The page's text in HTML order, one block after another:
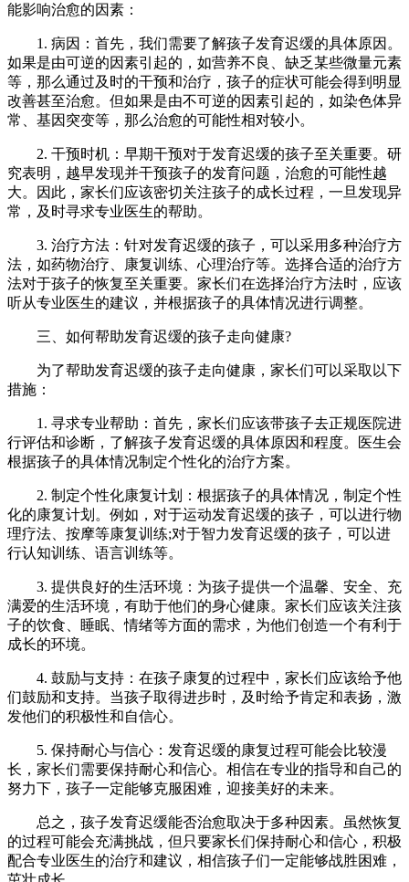
能影响治愈的因素：
1. 病因：首先，我们需要了解孩子发育迟缓的具体原因。
如果是由可逆的因素引起的，如营养不良、缺乏某些微量元素
等，那么通过及时的干预和治疗，孩子的症状可能会得到明显
改善甚至治愈。但如果是由不可逆的因素引起的，如染色体异
常、基因突变等，那么治愈的可能性相对较小。
2. 干预时机：早期干预对于发育迟缓的孩子至关重要。研
究表明，越早发现并干预孩子的发育问题，治愈的可能性越
大。因此，家长们应该密切关注孩子的成长过程，一旦发现异
常，及时寻求专业医生的帮助。
3. 治疗方法：针对发育迟缓的孩子，可以采用多种治疗方
法，如药物治疗、康复训练、心理治疗等。选择合适的治疗方
法对于孩子的恢复至关重要。家长们在选择治疗方法时，应该
听从专业医生的建议，并根据孩子的具体情况进行调整。
三、如何帮助发育迟缓的孩子走向健康?
为了帮助发育迟缓的孩子走向健康，家长们可以采取以下
措施：
1. 寻求专业帮助：首先，家长们应该带孩子去正规医院进
行评估和诊断，了解孩子发育迟缓的具体原因和程度。医生会
根据孩子的具体情况制定个性化的治疗方案。
2. 制定个性化康复计划：根据孩子的具体情况，制定个性
化的康复计划。例如，对于运动发育迟缓的孩子，可以进行物
理疗法、按摩等康复训练;对于智力发育迟缓的孩子，可以进
行认知训练、语言训练等。
3. 提供良好的生活环境：为孩子提供一个温馨、安全、充
满爱的生活环境，有助于他们的身心健康。家长们应该关注孩
子的饮食、睡眠、情绪等方面的需求，为他们创造一个有利于
成长的环境。
4. 鼓励与支持：在孩子康复的过程中，家长们应该给予他
们鼓励和支持。当孩子取得进步时，及时给予肯定和表扬，激
发他们的积极性和自信心。
5. 保持耐心与信心：发育迟缓的康复过程可能会比较漫
长，家长们需要保持耐心和信心。相信在专业的指导和自己的
努力下，孩子一定能够克服困难，迎接美好的未来。
总之，孩子发育迟缓能否治愈取决于多种因素。虽然恢复
的过程可能会充满挑战，但只要家长们保持耐心和信心，积极
配合专业医生的治疗和建议，相信孩子们一定能够战胜困难，